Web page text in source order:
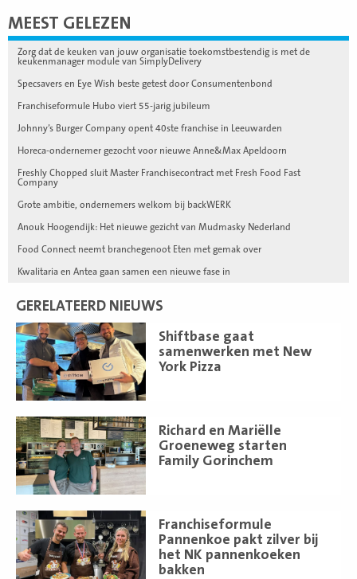
MEEST GELEZEN
Zorg dat de keuken van jouw organisatie toekomstbestendig is met de
keukenmanager module van SimplyDelivery
Specsavers en Eye Wish beste getest door Consumentenbond
Franchiseformule Hubo viert 55-jarig jubileum
Johnny’s Burger Company opent 40ste franchise in Leeuwarden
Horeca-ondernemer gezocht voor nieuwe Anne&Max Apeldoorn
Freshly Chopped sluit Master Franchisecontract met Fresh Food Fast
Company
Grote ambitie, ondernemers welkom bij backWERK
Anouk Hoogendijk: Het nieuwe gezicht van Mudmasky Nederland
Food Connect neemt branchegenoot Eten met gemak over
Kwalitaria en Antea gaan samen een nieuwe fase in
GERELATEERD NIEUWS
Shiftbase gaat
samenwerken met New
York Pizza
Lees
meer
Richard en Mariëlle
Groeneweg starten
Family Gorinchem
Lees
meer
Franchiseformule
Pannenkoe pakt zilver bij
het NK pannenkoeken
bakken
Lees
meer